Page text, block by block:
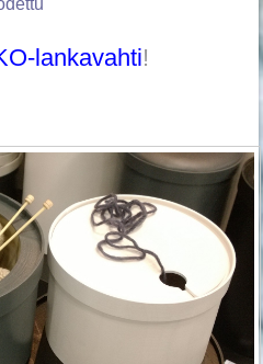
lankavahti!